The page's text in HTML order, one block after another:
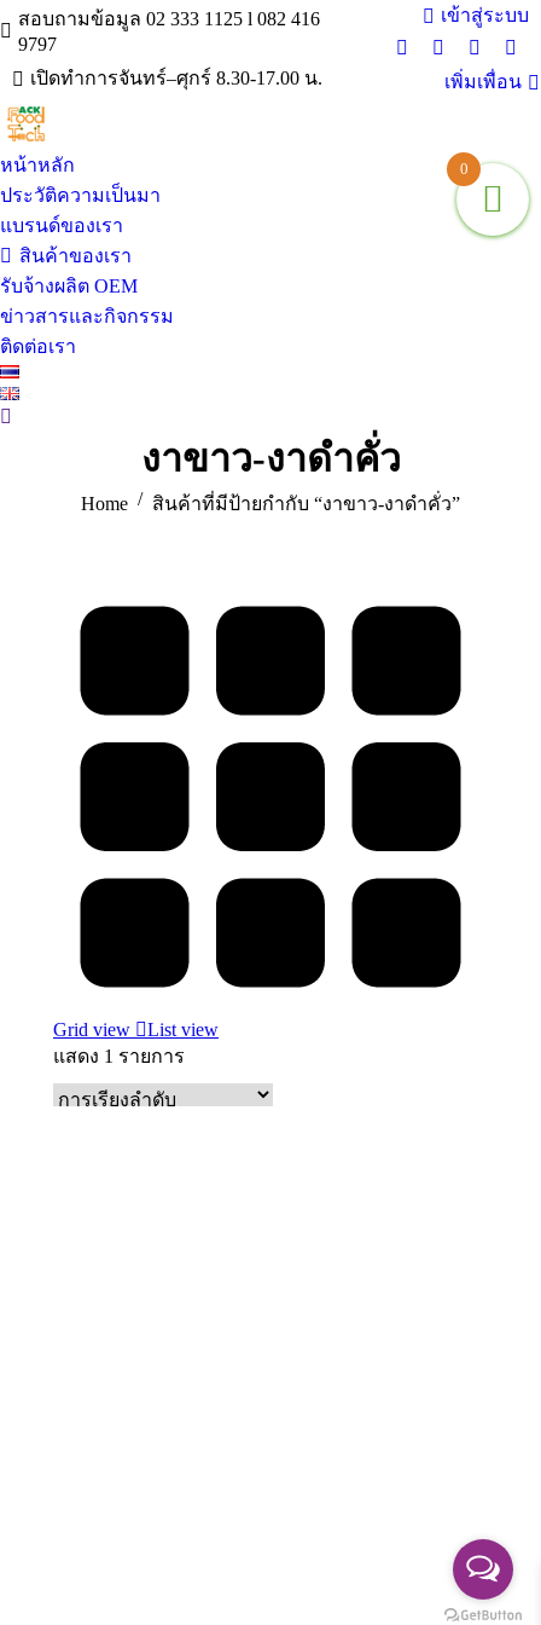
สอบถามข้อมูล 02 333 1125 l 082 416
9797
เปิดทำการจันทร์–ศุกร์ 8.30-17.00 น.
เข้าสู่ระบบ
Facebook
window
X
page
new
window
page
new
window
new
เพิ่มเพื่อน
หน้าหลัก
ประวัติความเป็นมา
แบรนด์ของเรา
สินค้าของเรา
รับจ้างผลิต OEM
ข่าวสารและกิจกรรม
ติดต่อเรา
Search:
งาขาว-งาดำคั่ว
You are here:
Home สินค้าที่มีป้ายกำกับ “งาขาว-งาดำคั่ว”
Grid view
List view
แสดง 1 รายการ
0